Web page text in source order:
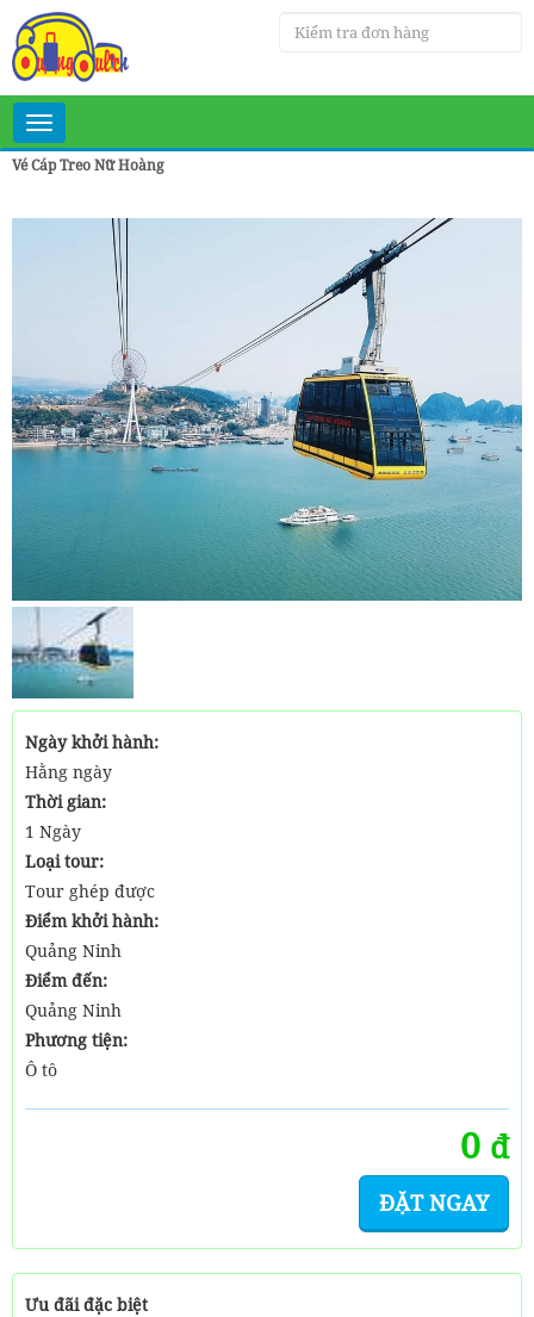
Toggle
navigation
Vé Cáp Treo Nữ Hoàng
Ngày khởi hành:
Hằng ngày
Thời gian:
1 Ngày
Loại tour:
Tour ghép được
Điểm khởi hành:
Quảng Ninh
Điểm đến:
Quảng Ninh
Phương tiện:
Ô tô
0 đ
ĐẶT NGAY
Ưu đãi đặc biệt